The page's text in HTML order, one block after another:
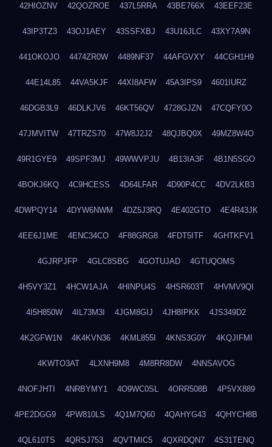
42HIOZNV 42QOZROE 437L5RRA 43BE766X 43EEF23E
43IP3TZ3 43OJ1AEY 43SSFXBJ 43U16JLC 43XY7A9N
441OKOJO 4474ZR0W 4489NF37 44AFGVXY 44CGH1H9
44E14L85 44VA5KJF 44XI8AFW 45A3IPS9 4601IURZ
46DGB3L9 46DLKJV6 46KT56QV 4728GJZN 47CQFY0O
47JMVITW 47TRZS70 47W8J2J2 48QJBQ0X 49MZ8W4O
49R1GYE9 49SPF3MJ 49WWVPJU 4B13IA3F 4B1N5SGO
4BOKJ6KQ 4C9HCESS 4D64LFAR 4D90P4CC 4DV2LKB3
4DWPQY14 4DYW6NWM 4DZ5J3RQ 4E402GTO 4E4R43JK
4EE6J1ME 4ENC34CO 4F88GRG8 4FDT5ITF 4GHTKFV1
4GJRPJFP 4GLC8SBG 4GOTUJAD 4GTUQOMS
4H5VY3Z1 4HCW1AJA 4HINPU4S 4HSR603T 4HVMV9QI
4I5H850W 4IL73M3I 4JGM8GIJ 4JH8IPKK 4JS349D2
4K2GFW1N 4K4KVN36 4KML855I 4KNS3G0Y 4KQJIFMI
4KWTO3AT 4LXNH9M8 4M8RR8DW 4NNSAVOG
4NOFJHTI 4NRBYMY1 4O9WC0SL 4ORR508B 4P5VX889
4PE2DGG9 4PW810LS 4Q1M7Q60 4QAHYG43 4QHYCH8B
4QL610TS 4QRSJ753 4QVTMIC5 4QXRDQN7 4S31TENQ